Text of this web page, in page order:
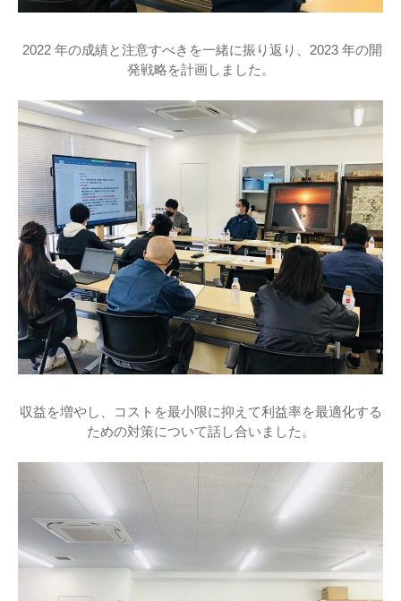
発戦略を計画しました。
収益を増やし、コストを最小限に抑えて利益率を最適化する
ための対策について話し合いました。